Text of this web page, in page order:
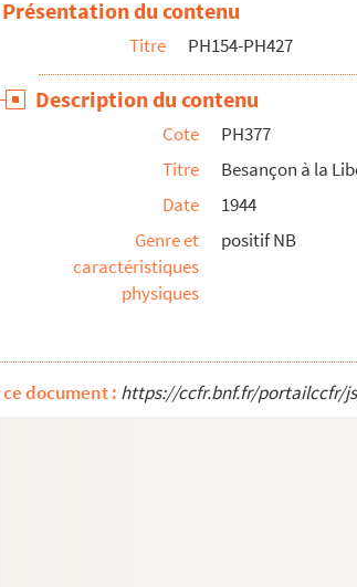
Guey
Guey
dos : maman, Christiane]
anglaise sur le canal
dos : Christiane]
en direction du pont Canot
en direction du pont Battant
Veil-Picard] et pont Battant, avec 1 barque
Présentation du contenu
Titre PH154-PH427
Description du contenu
Cote
PH377
Titre
Besançon à la
Date
1944
Genre et
caractéristiques
physiques
positif NB
document : https://ccfr.bnf.fr/portailccfr/